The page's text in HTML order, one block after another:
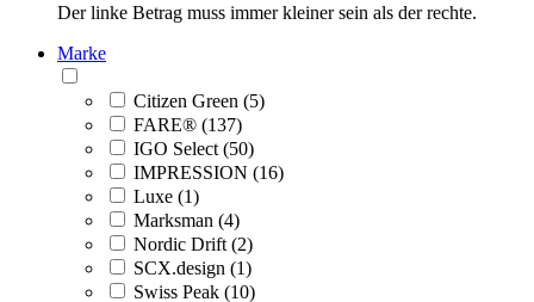
Der linke Betrag muss immer kleiner sein als der rechte.
Marke
Citizen Green (5)
FARE® (137)
IGO Select (50)
IMPRESSION (16)
Luxe (1)
Marksman (4)
Nordic Drift (2)
SCX.design (1)
Swiss Peak (10)